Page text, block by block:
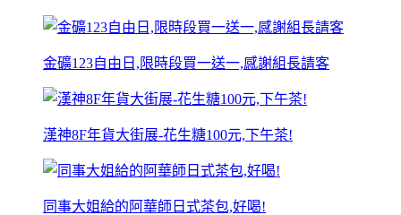
金礦123自由日,限時段買一送一,感謝組長請客
漢神8F年貨大街展-花生糖100元,下午茶!
同事大姐給的阿華師日式茶包,好喝!